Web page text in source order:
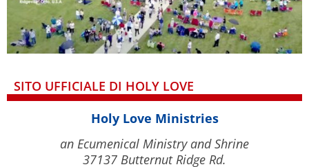
SITO UFFICIALE DI HOLY LOVE
Holy Love Ministries
an Ecumenical Ministry and Shrine
37137 Butternut Ridge Rd.